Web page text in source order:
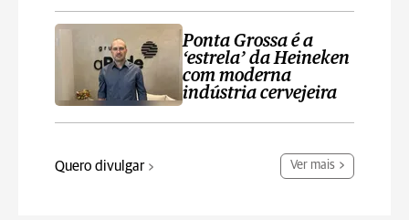
Ponta Grossa é a
‘estrela’ da Heineken
com moderna
indústria cervejeira
Quero divulgar Ver mais